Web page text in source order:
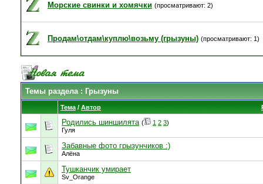
Морские свинки и хомячки (просматривают: 2)
Продам\отдам\куплю\возьму (грызуны) (просматривают: 1)
Темы раздела: Грызуны
Тема / Автор
Родились шиншилята ( 1 2 3)
Гуля
Забавные фото грызунчиков :)
Алёна
Тушканчик умирает
Sv_Orange